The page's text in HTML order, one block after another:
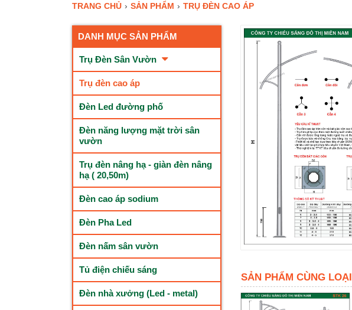
TRANG CHỦ › SẢN PHẨM › TRỤ ĐÈN CAO ÁP
SẢN PHẨM CÙNG LOẠI
DANH MỤC SẢN PHẨM
Trụ Đèn Sân Vườn
Trụ đèn cao áp
Đèn Led đường phố
Đèn năng lượng mặt trời sân
vườn
Trụ đèn nâng hạ - giàn đèn nâng
hạ ( 20,50m)
Đèn cao áp sodium
Đèn Pha Led
Đèn nấm sân vườn
Tủ điện chiếu sáng
Đèn nhà xưởng (Led - metal)